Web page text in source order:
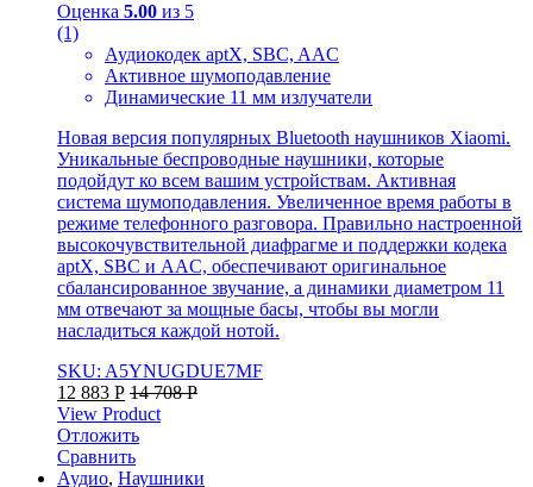
Оценка 5.00 из 5
(1)
Аудиокодек aptX, SBC, AAC
Активное шумоподавление
Динамические 11 мм излучатели
Новая версия популярных Bluetooth наушников Xiaomi.
Уникальные беспроводные наушники, которые
подойдут ко всем вашим устройствам. Активная
система шумоподавления. Увеличенное время работы в
режиме телефонного разговора. Правильно настроенной
высокочувствительной диафрагме и поддержки кодека
aptX, SBC и AAC, обеспечивают оригинальное
сбалансированное звучание, а динамики диаметром 11
мм отвечают за мощные басы, чтобы вы могли
насладиться каждой нотой.
SKU: A5YNUGDUE7MF
12 883 Р 14 708Р
View Product
Отложить
Сравнить
Аудио, Наушники